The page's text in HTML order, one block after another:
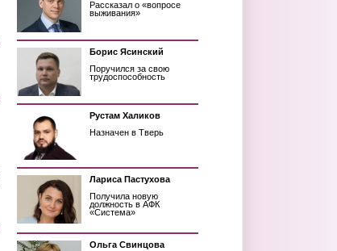
Рассказал о «вопросе
выживания»
Борис Ясинский
Поручился за свою
трудоспособность
Рустам Халиков
Назначен в Тверь
Лариса Пастухова
Получила новую
должность в АФК
«Система»
Ольга Свинцова